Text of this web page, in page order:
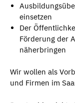
einsetzen
Der
Förderung der
näherbringen
Wir wollen als
und Firmen im